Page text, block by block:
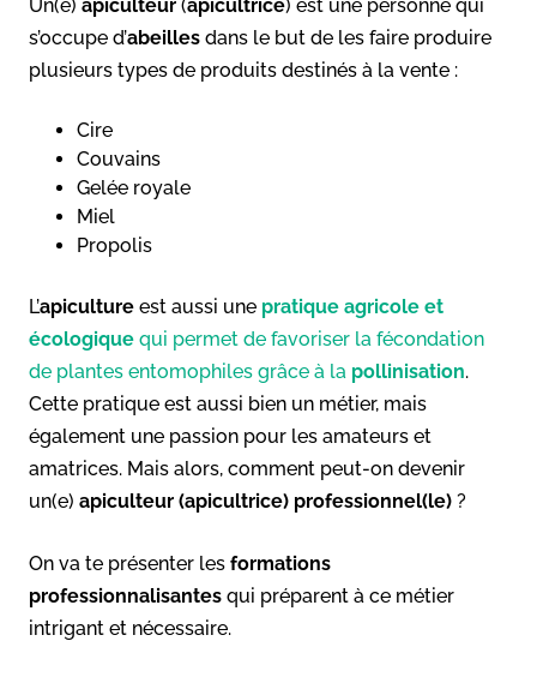
Un(e) apiculteur (apicultrice) est une personne qui
s’occupe d’abeilles dans le but de les faire produire
plusieurs types de produits destinés à la vente :
Cire
Couvains
Gelée royale
Miel
Propolis
L’apiculture est aussi une pratique agricole et
écologique qui permet de favoriser la fécondation
de plantes entomophiles grâce à la pollinisation.
Cette pratique est aussi bien un métier, mais
également une passion pour les amateurs et
amatrices. Mais alors, comment peut-on devenir
un(e) apiculteur (apicultrice) professionnel(le) ?
On va te présenter les formations
professionnalisantes qui préparent à ce métier
intrigant et nécessaire.